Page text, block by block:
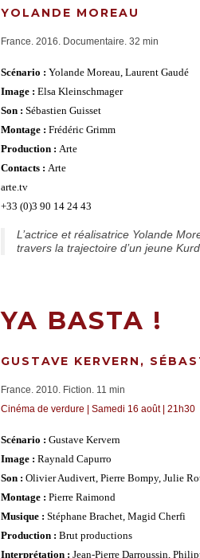
YOLANDE MOREAU
France. 2016. Documentaire. 32 min
Scénario : Yolande Moreau, Laurent Gaudé
Image : Elsa Kleinschmager
Son : Sébastien Guisset
Montage : Frédéric Grimm
Production : Arte
Contacts : Arte
arte.tv
+33 (0)3 90 14 24 43
L’actrice et réalisatrice Yolande
travers la trajectoire d’un jeune
YA BASTA !
GUSTAVE KERVERN,
France. 2010. Fiction. 11 min
Cinéma de verdure | Samedi 16 août | 21h30
Scénario : Gustave Kervern
Image : Raynald Capurro
Son : Olivier Audivert, Pierre Bompy, Julie
Montage : Pierre Raimond
Musique : Stéphane Brachet, Magid Cherfi
Production : Brut productions
Interprétation : Jean-Pierre Darroussin,